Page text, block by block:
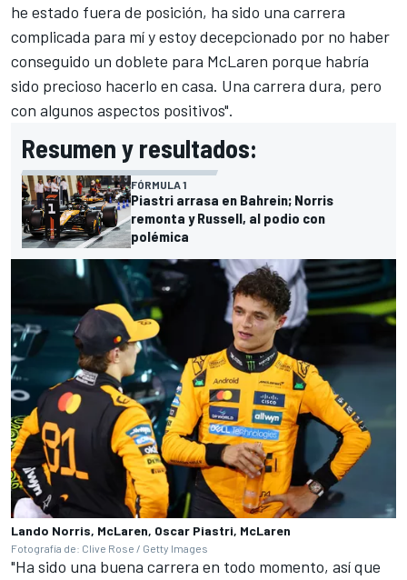
he estado fuera de posición, ha sido una carrera
complicada para mí y estoy decepcionado por no haber
conseguido un doblete para McLaren porque habría
sido precioso hacerlo en casa. Una carrera dura, pero
con algunos aspectos positivos".
Resumen y resultados:
FÓRMULA 1
Piastri arrasa en Bahrein; Norris
remonta y Russell, al podio con
polémica
Lando Norris, McLaren, Oscar Piastri, McLaren
Fotografía de: Clive Rose / Getty Images
"Ha sido una buena carrera en todo momento, así que